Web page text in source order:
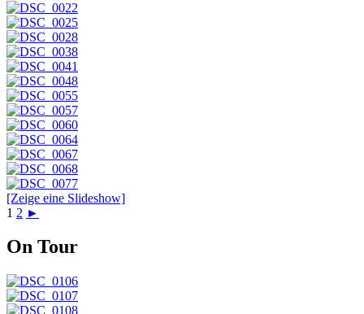
[Zeige eine Slideshow]
1 2 ►
On Tour